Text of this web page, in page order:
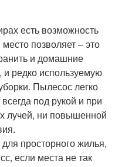
есть возможность
позволяет – это
и домашние
и редко используемую
Пылесос легко
под рукой и при
лучей, ни повышенной
просторного жилья,
если места не так